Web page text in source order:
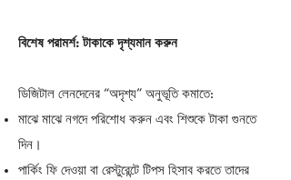
বিশেষ পরামর্শ: টাকাকে দৃশ্যমান করুন
ডিজিটাল লেনদেনের “অদৃশ্য” অনুভূতি কমাতে:
মাঝে মাঝে নগদে পরিশোধ করুন এবং শিশুকে টাকা গুনতে
দিন।
পার্কিং ফি দেওয়া বা রেস্টুরেন্টে টিপস হিসাব করতে তাদের